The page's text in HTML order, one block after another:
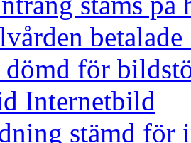
dömd för
Internetbild
stämd för